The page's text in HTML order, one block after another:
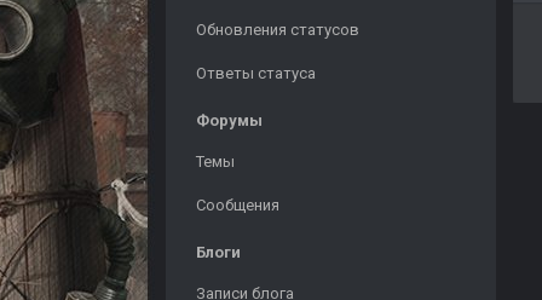
Обновления статусов
Ответы статуса
Форумы
Темы
Сообщения
Блоги
Записи блога